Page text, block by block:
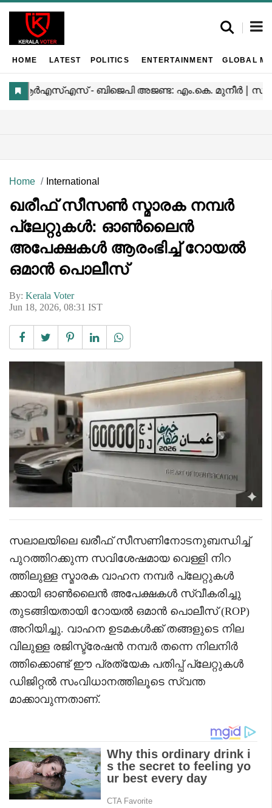
HOME LATEST POLITICS ENTERTAINMENT GLOBAL
Home International
ഖരീഫ് സീസൺ സ്മാരക നമ്പർ
പ്ലേറ്റുകൾ: ഓൺലൈൻ
അപേക്ഷകൾ ആരംഭിച്ച് റോയൽ
ഒമാൻ പൊലീസ്
By: Kerala Voter
Jun 18, 2026, 08:31 IST
സലാലയിലെ ഖരീഫ് സീസണിനോടനുബന്ധിച്ച്
പുറത്തിറക്കുന്ന സവിശേഷമായ വെള്ളി നിറ
ത്തിലുള്ള സ്മാരക വാഹന നമ്പർ പ്ലേറ്റുകൾ
ക്കായി ഓൺലൈൻ അപേക്ഷകൾ സ്വീകരിച്ചു
തുടങ്ങിയതായി റോയൽ ഒമാൻ പൊലീസ് (ROP)
അറിയിച്ചു. വാഹന ഉടമകൾക്ക് തങ്ങളുടെ നില
വിലുള്ള രജിസ്ട്രേഷൻ നമ്പർ തന്നെ നിലനിർ
ത്തിക്കൊണ്ട് ഈ പ്രത്യേക പതിപ്പ് പ്ലേറ്റുകൾ
ഡിജിറ്റൽ സംവിധാനത്തിലൂടെ സ്വന്ത
മാക്കാവുന്നതാണ്.